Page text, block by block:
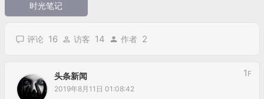
时光笔记
评论 16 访客 14 作者 2
头条新闻
2019年8月11日 01:08:42
1 F